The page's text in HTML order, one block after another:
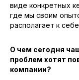
виде конкретных
где мы своим
располагает к
О чем сегодня
проблем хотят
компании?